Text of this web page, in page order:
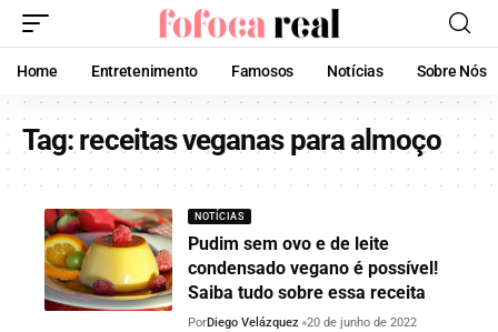
Home Entretenimento Famosos Notícias Sobre Nós
Tag:receitas veganas para almoço
NOTÍCIAS
Pudim sem ovo e de leite
condensado vegano é possível!
Saiba tudo sobre essa receita
PorDiego Velázquez 20 de junho de 2022